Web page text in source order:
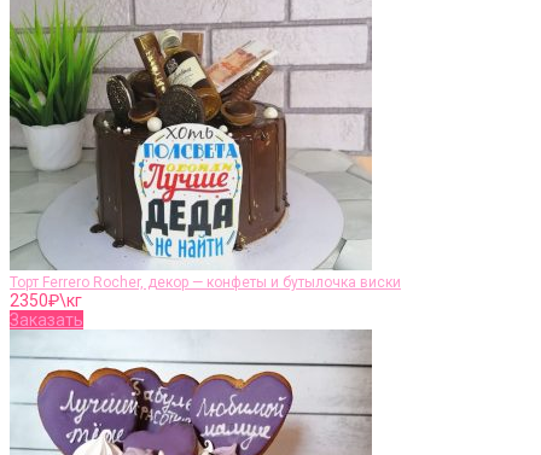
Торт Ferrero Rocher, декор — конфеты и бутылочка виски
2350₽\кг
Заказать